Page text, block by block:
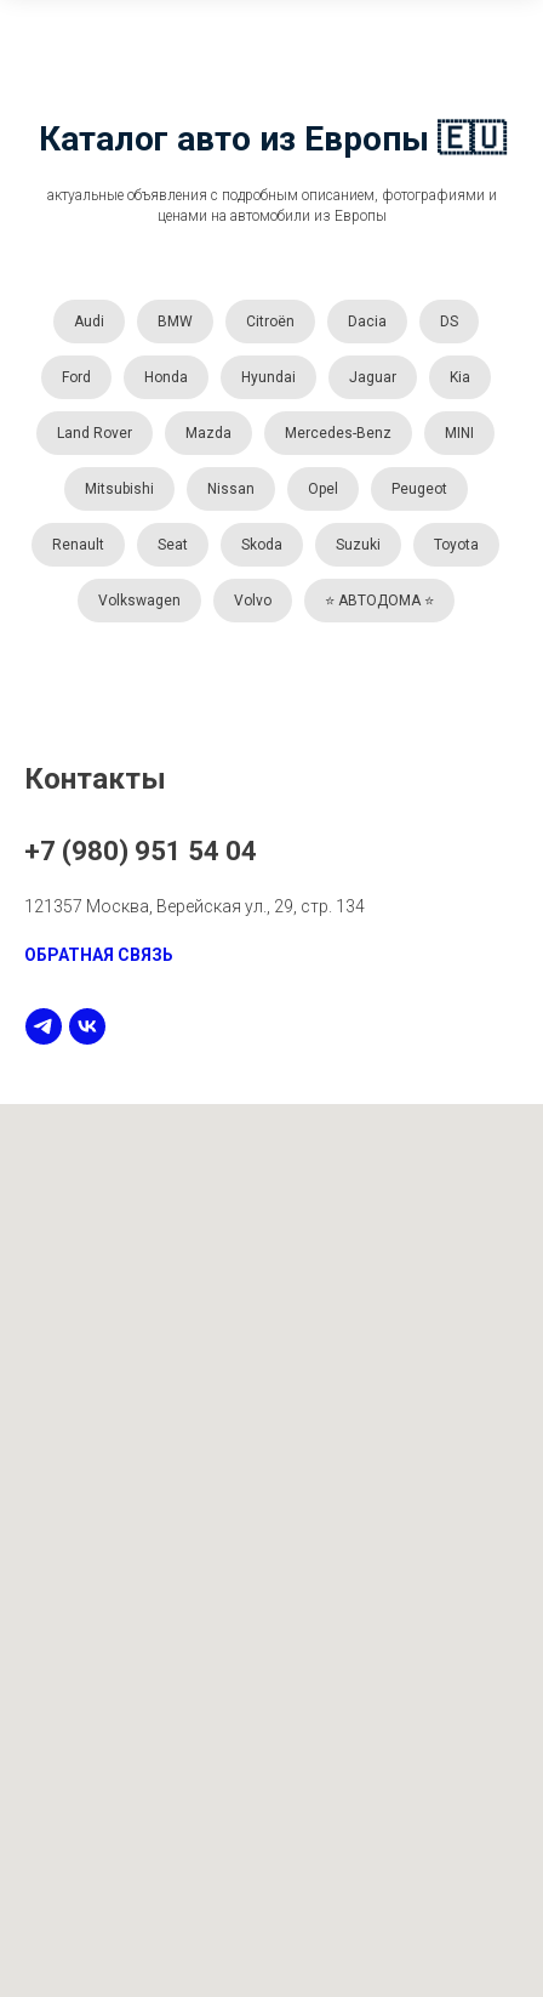
Каталог авто из Европы 🇪🇺
актуальные объявления с подробным описанием, фотографиями и
ценами на автомобили из Европы
Audi BMW Citroën Dacia DS
Ford Honda Hyundai Jaguar Kia
Land Rover Mazda Mercedes-Benz MINI
Mitsubishi Nissan Opel Peugeot
Renault Seat Skoda Suzuki Toyota
Volkswagen Volvo ⭐️ АВТОДОМА ⭐️
Контакты
+7 (980) 951 54 04
121357 Москва, Верейская ул., 29, стр. 134
ОБРАТНАЯ СВЯЗЬ